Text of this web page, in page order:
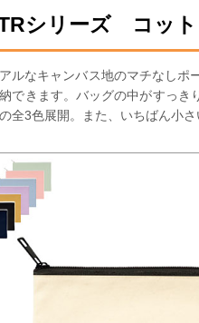
シリーズ コット
ルなキャンバス地のマチなしポ
できます。バッグの中がすっ
全3色展開。また、いちばん小